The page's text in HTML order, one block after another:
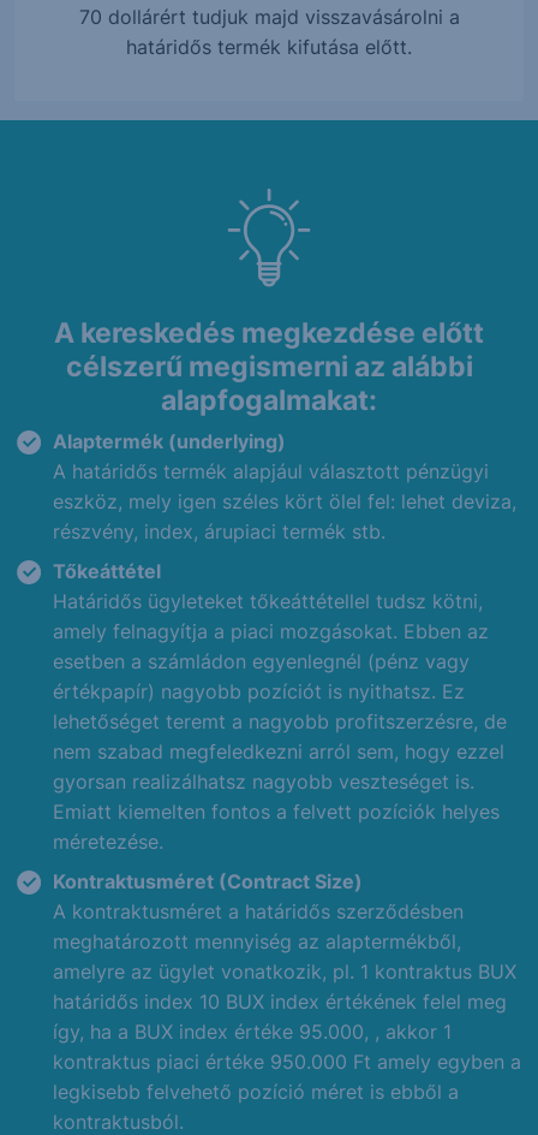
70 dollárért tudjuk majd visszavásárolni a
határidős termék kifutása előtt.
A kereskedés megkezdése előtt
célszerű megismerni az alábbi
alapfogalmakat:
Alaptermék (underlying)
A határidős termék alapjául választott pénzügyi
eszköz, mely igen széles kört ölel fel: lehet deviza,
részvény, index, árupiaci termék stb.
Tőkeáttétel
Határidős ügyleteket tőkeáttétellel tudsz kötni,
amely felnagyítja a piaci mozgásokat. Ebben az
esetben a számládon egyenlegnél (pénz vagy
értékpapír) nagyobb pozíciót is nyithatsz. Ez
lehetőséget teremt a nagyobb profitszerzésre, de
nem szabad megfeledkezni arról sem, hogy ezzel
gyorsan realizálhatsz nagyobb veszteséget is.
Emiatt kiemelten fontos a felvett pozíciók helyes
méretezése.
Kontraktusméret (Contract Size)
A kontraktusméret a határidős szerződésben
meghatározott mennyiség az alaptermékből,
amelyre az ügylet vonatkozik, pl. 1 kontraktus BUX
határidős index 10 BUX index értékének felel meg
így, ha a BUX index értéke 95.000, , akkor 1
kontraktus piaci értéke 950.000 Ft amely egyben a
legkisebb felvehető pozíció méret is ebből a
kontraktusból.